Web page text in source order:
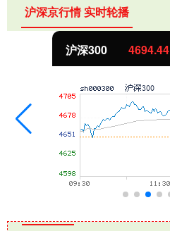
沪深京行情 实时轮播
沪深300 4694.44